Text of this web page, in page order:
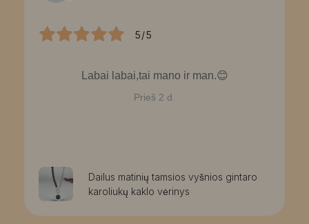
5/5
Labai labai,tai mano ir man.😊
Prieš 2 d.
Dailus matinių tamsios vyšnios gintaro
karoliukų kaklo vėrinys